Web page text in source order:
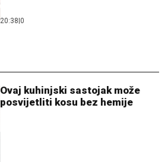
20:38|0
Ovaj kuhinjski sastojak može
posvijetliti kosu bez hemije